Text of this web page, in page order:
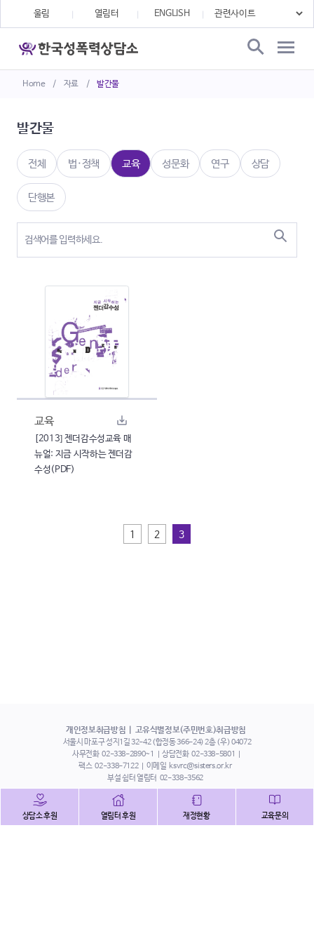
Home / 자료 / 발간물
울림 열림터 ENGLISH
발간물
전체 법·정책 교육 성문화 연구 상담
단행본
교육
[2013] 젠더감수성교육 매
뉴얼: 지금 시작하는 젠더감
수성(PDF)
1 2 3
개인정보취급방침 고유식별정보(주민번호)취급방침
서울시 마포구 성지1길 32-42 (합정동 366-24) 2층 (우) 04072
사무전화 02-338-2890~1 상담전화 02-338-5801
팩스 02-338-7122 이메일 ksvrc@sisters.or.kr
부설 쉼터 열림터 02-338-3562
상담소 후원 열림터 후원 재정현황 교육문의